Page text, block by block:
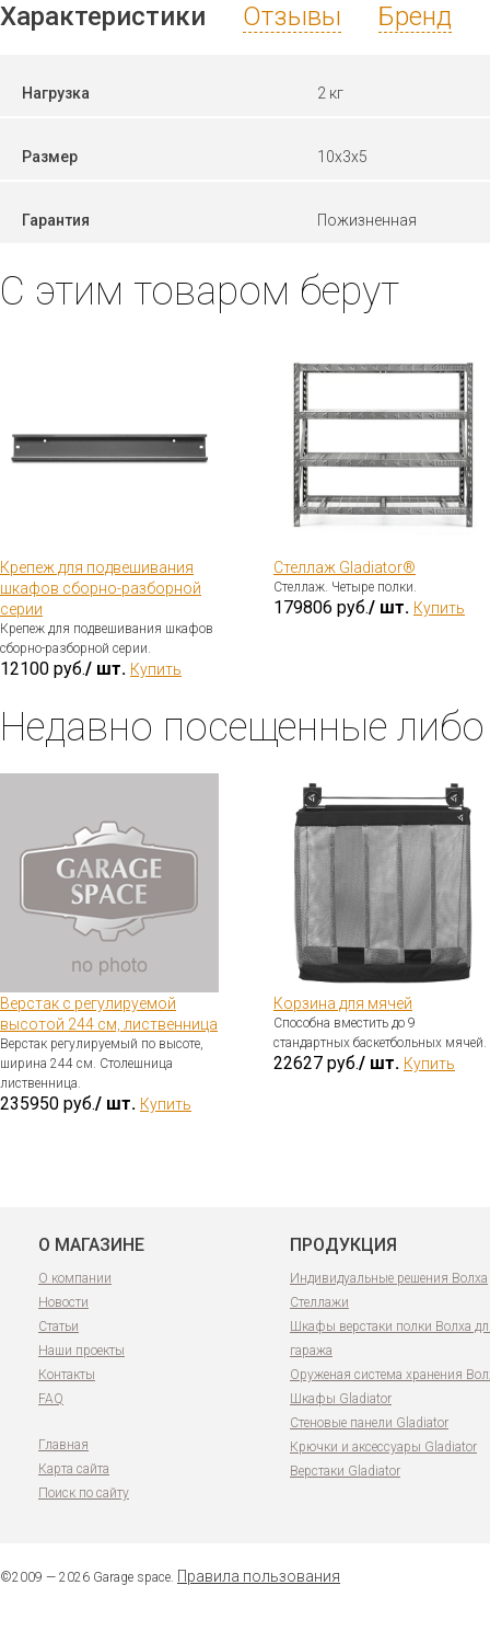
Характеристики Отзывы Бренд
Нагрузка 2 кг
Размер 10х3х5
Гарантия Пожизненная
С этим товаром берут
Крепеж для подвешивания
шкафов сборно-разборной
серии
Крепеж для подвешивания шкафов
сборно-разборной серии.
12100 руб./ шт. Купить
Стеллаж Gladiator®
Стеллаж. Четыре полки.
179806 руб./ шт. Купить
Недавно посещенные
Верстак с регулируемой
высотой 244 см, лиственница
Верстак регулируемый по высоте,
ширина 244 см. Столешница
лиственница.
235950 руб./ шт. Купить
Корзина для мячей
Способна вместить до 9
стандартных баскетбольных мячей.
22627 руб./ шт. Купить
О МАГАЗИНЕ
О компании
Новости
Статьи
Наши проекты
Контакты
FAQ
Главная
Карта сайта
Поиск по сайту
ПРОДУКЦИЯ
Индивидуальные решения Волха
Стеллажи
Шкафы верстаки полки Волха
гаража
Оруженая система хранения
Шкафы Gladiator
Стеновые панели Gladiator
Крючки и аксессуары Gladiator
Верстаки Gladiator
©2009 — 2026 Garage space. Правила пользования